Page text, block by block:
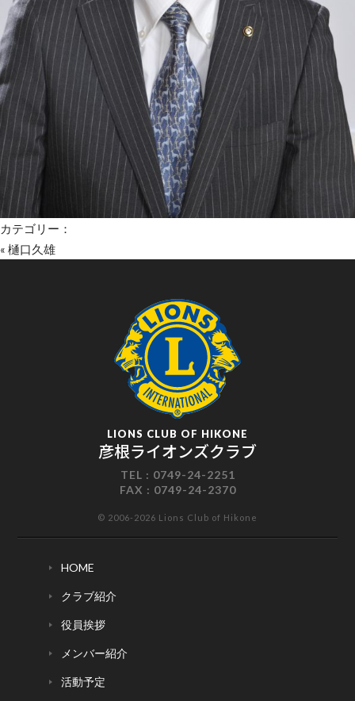
カテゴリー：
« 樋口久雄
LIONS CLUB OF HIKONE
彦根ライオンズクラブ
TEL : 0749-24-2251
FAX : 0749-24-2370
© 2006-2026 Lions Club of Hikone
HOME
クラブ紹介
役員挨拶
メンバー紹介
活動予定